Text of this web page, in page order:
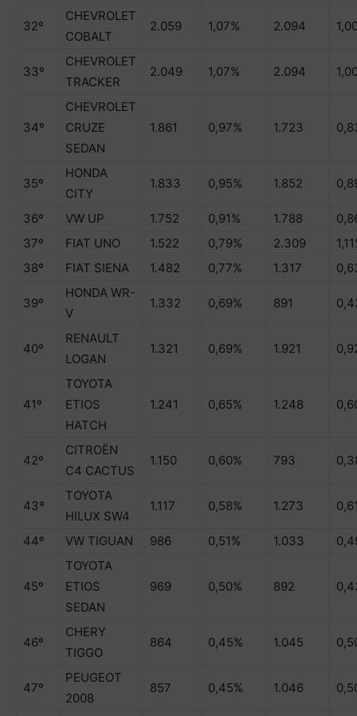
32º
CHEVROLET
COBALT
2.059 1,07% 2.094
33º
CHEVROLET
TRACKER
2.049 1,07% 2.094
34º
CHEVROLET
CRUZE
SEDAN
1.861 0,97% 1.723
35º
HONDA
CITY
1.833 0,95% 1.852
36º VW UP 1.752 0,91% 1.788
37º
FIAT UNO 1.522 0,79% 2.309
38º
FIAT SIENA 1.482 0,77% 1.317
39º
HONDA WR-
V
1.332 0,69% 891
40º
RENAULT
LOGAN
1.321 0,69% 1.921
41º
TOYOTA
ETIOS
HATCH
1.241 0,65% 1.248
42º
CITROËN
C4 CACTUS
1.150 0,60% 793
43º
TOYOTA
HILUX SW4
1.117 0,58% 1.273
44º VW TIGUAN 986 0,51% 1.033
45º
TOYOTA
ETIOS
SEDAN
969 0,50% 892
46º
CHERY
TIGGO
864 0,45% 1.045
47º
PEUGEOT
2008
857 0,45% 1.046